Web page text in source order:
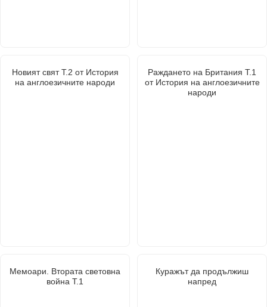
Новият свят Т.2 от История
на англоезичните народи
Раждането на Британия Т.1
от История на англоезичните
народи
Мемоари. Втората световна
война Т.1
Куражът да продължиш
напред